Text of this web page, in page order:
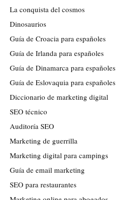
La conquista del cosmos
Dinosaurios
Guía de Croacia para españoles
Guía de Irlanda para españoles
Guía de Dinamarca para españoles
Guía de Eslovaquia para españoles
Diccionario de marketing digital
SEO técnico
Auditoría SEO
Marketing de guerrilla
Marketing digital para campings
Guía de email marketing
SEO para restaurantes